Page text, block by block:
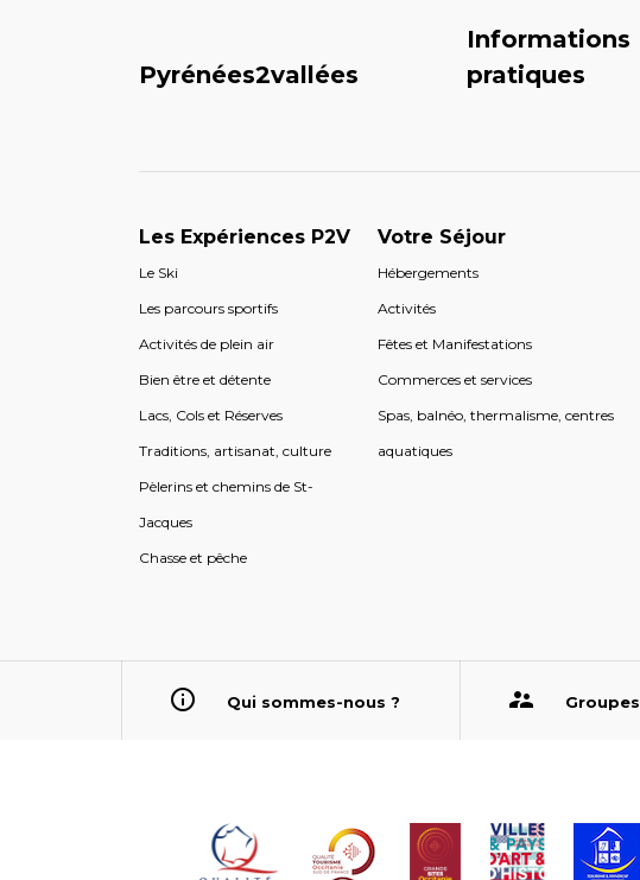
Pyrénées2vallées
Informations
pratiques
Les Expériences P2V
Le Ski
Les parcours sportifs
Activités de plein air
Bien être et détente
Lacs, Cols et Réserves
Traditions, artisanat, culture
Pèlerins et chemins de St-
Jacques
Chasse et pêche
Votre Séjour
Hébergements
Activités
Fêtes et Manifestations
Commerces et services
Spas, balnéo, thermalisme, centres
aquatiques
Qui sommes-nous ? Groupes